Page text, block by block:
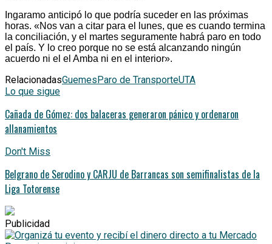
Ingaramo anticipó lo que podría suceder en las próximas
horas. «Nos van a citar para el lunes, que es cuando termina
la conciliación, y el martes seguramente habrá paro en todo
el país. Y lo creo porque no se está alcanzando ningún
acuerdo ni el el Amba ni en el interior».
RelacionadasGuemesParo de TransporteUTA
Lo que sigue
Cañada de Gómez: dos balaceras generaron pánico y ordenaron
allanamientos
Don't Miss
Belgrano de Serodino y CARJU de Barrancas son semifinalistas de la
Liga Totorense
Publicidad